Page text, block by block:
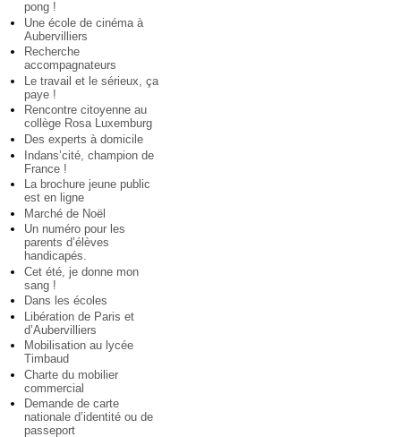
pong !
Une école de cinéma à
Aubervilliers
Recherche
accompagnateurs
Le travail et le sérieux, ça
paye !
Rencontre citoyenne au
collège Rosa Luxemburg
Des experts à domicile
Indans’cité, champion de
France !
La brochure jeune public
est en ligne
Marché de Noël
Un numéro pour les
parents d’élèves
handicapés.
Cet été, je donne mon
sang !
Dans les écoles
Libération de Paris et
d’Aubervilliers
Mobilisation au lycée
Timbaud
Charte du mobilier
commercial
Demande de carte
nationale d’identité ou de
passeport